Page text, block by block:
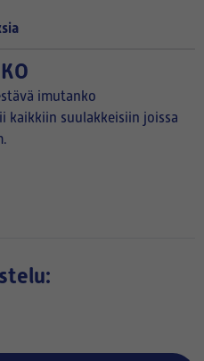
imutanko
kaikkiin suulakkeisiin joissa